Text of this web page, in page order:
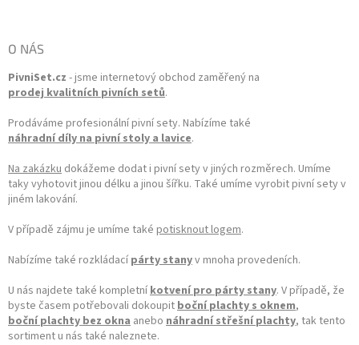
O NÁS
PivniSet.cz - jsme internetový obchod zaměřený na
prodej kvalitních pivních setů.
Prodáváme profesionální pivní sety. Nabízíme také
náhradní díly na pivní stoly a lavice.
Na zakázku dokážeme dodat i pivní sety v jiných rozměrech. Umíme
taky vyhotovit jinou délku a jinou šířku. Také umíme vyrobit pivní sety v
jiném lakování.
V případě zájmu je umíme také potisknout logem.
Nabízíme také rozkládací párty stanyv mnoha provedeních.
U nás najdete také kompletní kotvení pro párty stany. V případě, že
byste časem potřebovali dokoupit boční plachty s oknem,
boční plachty bez okna anebo náhradní střešní plachty, tak tento
sortiment u nás také naleznete.